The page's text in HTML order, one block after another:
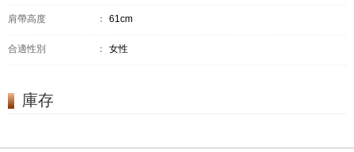
肩帶高度 ： 61cm
合適性別 ： 女性
庫存